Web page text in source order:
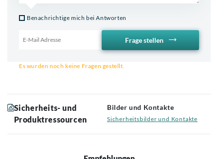
Benachrichtige mich bei Antworten
Frage stellen
Es wurden noch keine Fragen gestellt.
Sicherheits- und
Produktressourcen
Bilder und Kontakte
Sicherheitsbilder und Kontakte